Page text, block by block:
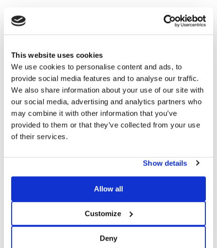
This website uses cookies
We use cookies to personalise content and ads, to
provide social media features and to analyse our traffic.
We also share information about your use of our site with
our social media, advertising and analytics partners who
may combine it with other information that you’ve
provided to them or that they’ve collected from your use
of their services.
Show details
Allow all
Customize
Deny
Il sistema di fissaggio
è realizzato in
calcestruzzo vibrato e rinforzato e permetteun’inclinazione
di esposizione XC4 oltre che una
C32/40.
Svolge sia la funzione disupporto che di zavorra ai pannelli
fotovoltaici e non deve essere fissata sulla coperturama
solo appoggiata. Durante l’installazione viene posata
unaguaina di protezione in gomma
tra il supporto e la
copertura.
di boccola M8 tramite apposite graffe centrali e l’orientamento
del modulo può essere orizzontale o verticale.